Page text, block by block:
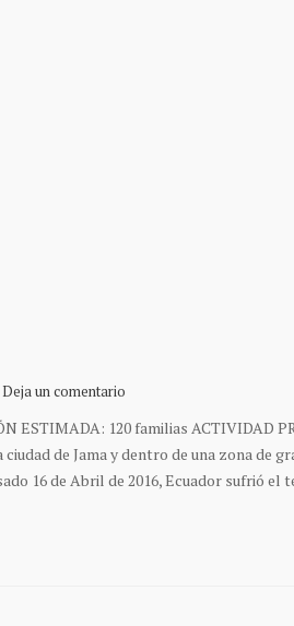
Deja un comentario
ESTIMADA: 120 familias ACTIVIDAD
de Jama y dentro de una zona de
16 de Abril de 2016, Ecuador sufrió el